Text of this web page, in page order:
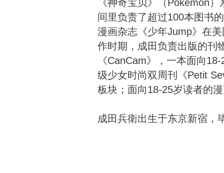
《神奇宝贝》（Pokémon
间里负责了超过100本图书
漫画杂志《少年Jump》在
作时期，成田负责出版的刊
《CanCam》，一本面向
级少女时尚双周刊《Petit
板块；面向18-25岁读者的
成田兵衛出生于东京新宿，